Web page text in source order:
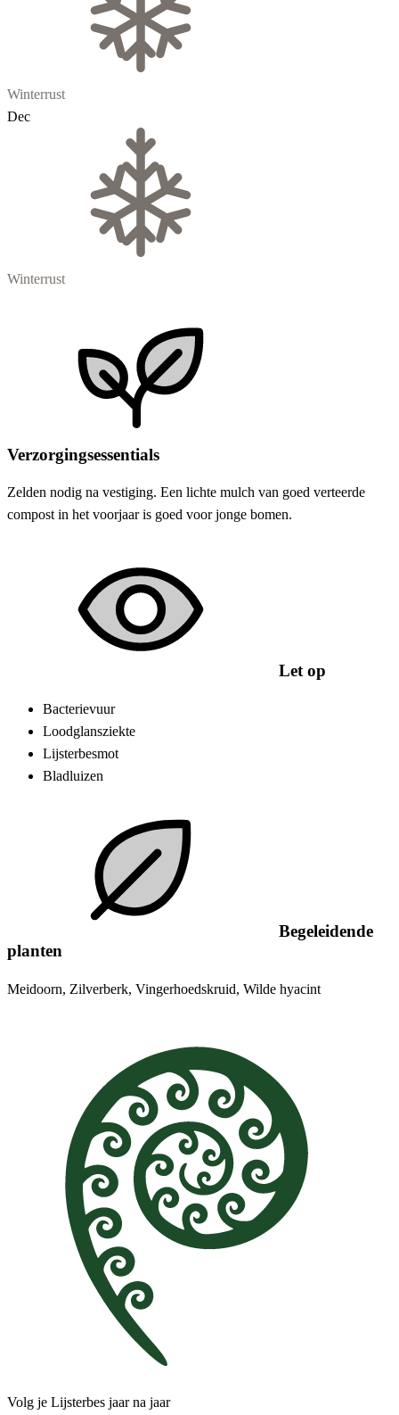
Winterrust
Dec
Winterrust
Verzorgingsessentials
Zelden nodig na vestiging. Een lichte mulch van goed verteerde
compost in het voorjaar is goed voor jonge bomen.
Let op
Bacterievuur
Loodglansziekte
Lijsterbesmot
Bladluizen
Begeleidende
planten
Meidoorn, Zilverberk, Vingerhoedskruid, Wilde hyacint
Volg je Lijsterbes jaar na jaar